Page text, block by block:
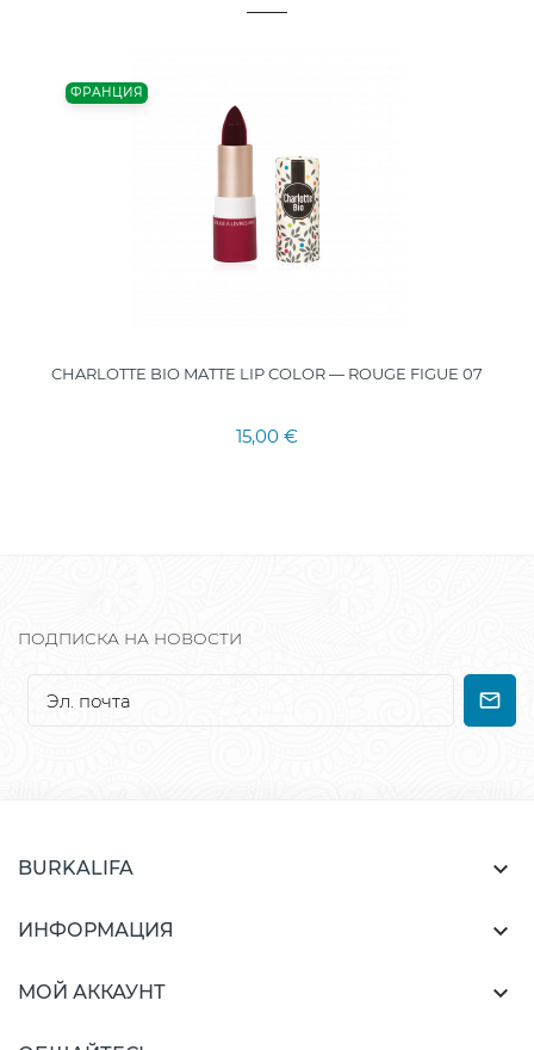
ФРАНЦИЯ
CHARLOTTE BIO MATTE LIP COLOR — ROUGE FIGUE 07
15,00 €
ПОДПИСКА НА НОВОСТИ
BURKALIFA 
ИНФОРМАЦИЯ 
МОЙ АККАУНТ 